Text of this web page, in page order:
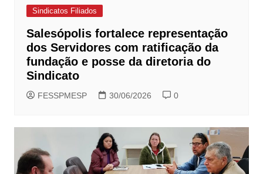
Sindicatos Filiados
Salesópolis fortalece representação
dos Servidores com ratificação da
fundação e posse da diretoria do
Sindicato
FESSPMESP 30/06/2026 0